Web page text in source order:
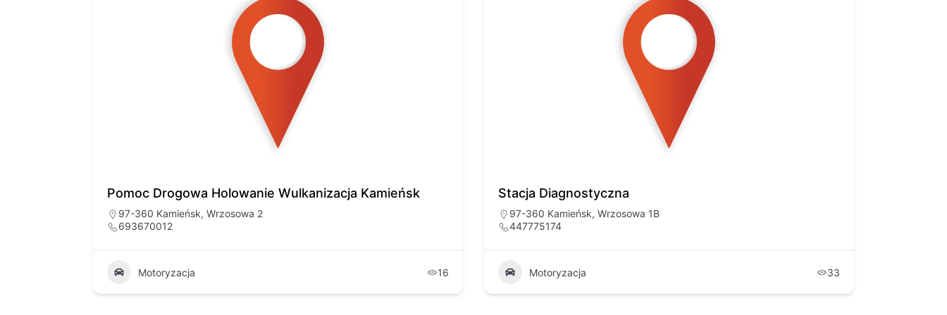
Pomoc Drogowa Holowanie Wulkanizacja Kamieńsk
97-360 Kamieńsk, Wrzosowa 2
693670012
Motoryzacja 16
Stacja Diagnostyczna
97-360 Kamieńsk, Wrzosowa 1B
447775174
Motoryzacja 33